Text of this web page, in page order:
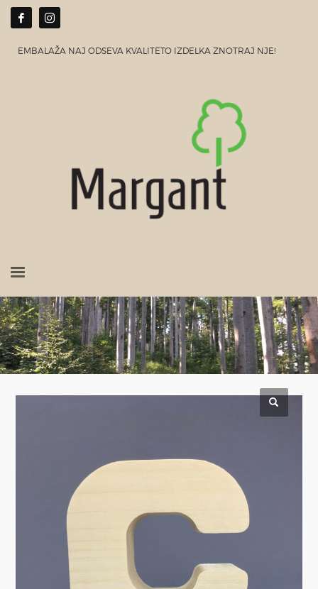
EMBALAŽA NAJ ODSEVA KVALITETO IZDELKA ZNOTRAJ NJE!